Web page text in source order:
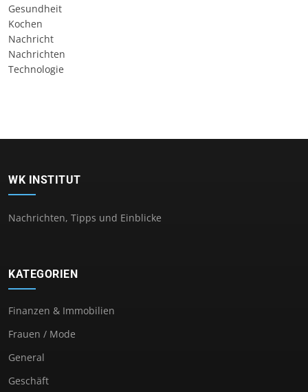
Gesundheit
Kochen
Nachricht
Nachrichten
Technologie
WK INSTITUT
Nachrichten, Tipps und Einblicke
KATEGORIEN
Finanzen & Immobilien
Frauen / Mode
General
Geschäft